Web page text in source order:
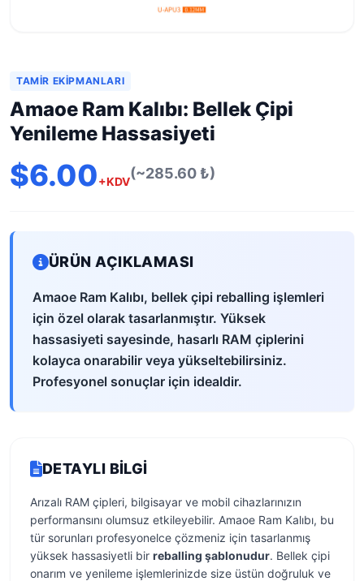
TAMIR EKIPMANLARI
Amaoe Ram Kalıbı: Bellek Çipi
Yenileme Hassasiyeti
$6.00+KDV(~285.60 ₺)
ÜRÜN AÇIKLAMASI
Amaoe Ram Kalıbı, bellek çipi reballing işlemleri
için özel olarak tasarlanmıştır. Yüksek
hassasiyeti sayesinde, hasarlı RAM çiplerini
kolayca onarabilir veya yükseltebilirsiniz.
Profesyonel sonuçlar için idealdir.
DETAYLI BILGI
Arızalı RAM çipleri, bilgisayar ve mobil cihazlarınızın
performansını olumsuz etkileyebilir. Amaoe Ram Kalıbı, bu
tür sorunları profesyonelce çözmeniz için tasarlanmış
yüksek hassasiyetli bir reballing şablonudur. Bellek çipi
onarım ve yenileme işlemlerinizde size üstün doğruluk ve